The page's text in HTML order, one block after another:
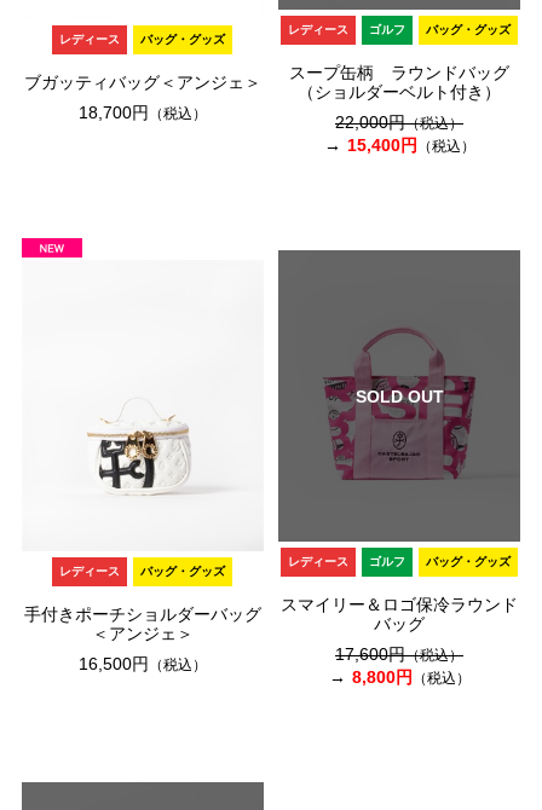
レディース バッグ・グッズ
ブガッティバッグ＜アンジェ＞
18,700円
（税込）
レディース ゴルフ バッグ・グッズ
スープ缶柄 ラウンドバッグ
（ショルダーベルト付き）
22,000円（税込）
15,400円 （税込）
レディース バッグ・グッズ
手付きポーチショルダーバッグ
＜アンジェ＞
16,500円
（税込）
SOLD OUT
レディース ゴルフ バッグ・グッズ
スマイリー＆ロゴ保冷ラウンド
バッグ
17,600円（税込）
8,800円 （税込）